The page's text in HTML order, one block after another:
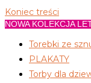
Koniec treści
NOWA KOLEKCJA
Torebki ze
PLAKATY
Torby dla